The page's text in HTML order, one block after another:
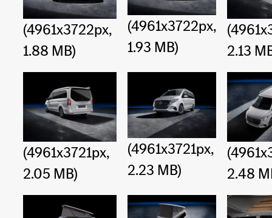
(4961x3722px,
1.88 MB)
(4961x3722px,
1.93 MB)
2.13
(4961x3721px,
2.05 MB)
(4961x3721px,
2.23 MB)
2.48